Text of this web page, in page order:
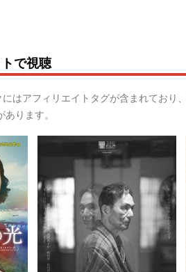
で視聴
はアフィリエイトタグが含まれており
ります。